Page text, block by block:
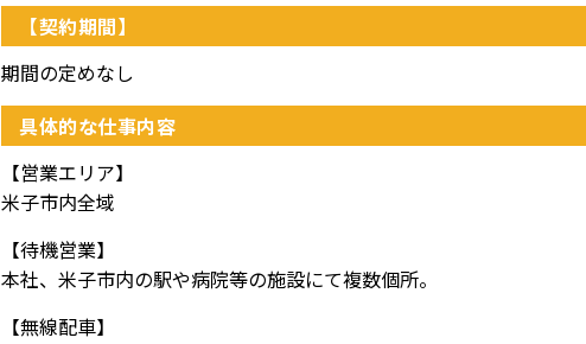
【契約期間】
期間の定めなし
具体的な仕事内容
【営業エリア】
米子市内全域
【待機営業】
本社、米子市内の駅や病院等の施設にて複数個所。
【無線配車】